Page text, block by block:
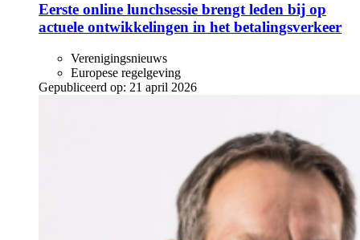
Eerste online lunchsessie brengt leden bij op
actuele ontwikkelingen in het betalingsverkeer
Verenigingsnieuws
Europese regelgeving
Gepubliceerd op: 21 april 2026